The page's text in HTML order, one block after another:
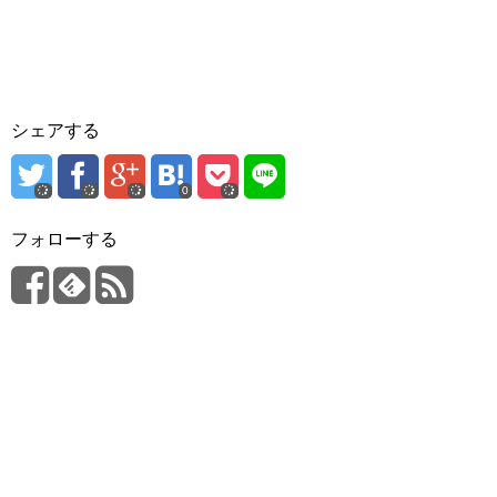
シェアする
0
フォローする